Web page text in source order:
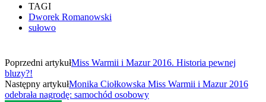
TAGI
Dworek Romanowski
sułowo
Poprzedni artykułMiss Warmii i Mazur 2016. Historia pewnej
bluzy?!
Następny artykułMonika Ciołkowska Miss Warmii i Mazur 2016
odebrała nagrodę: samochód osobowy